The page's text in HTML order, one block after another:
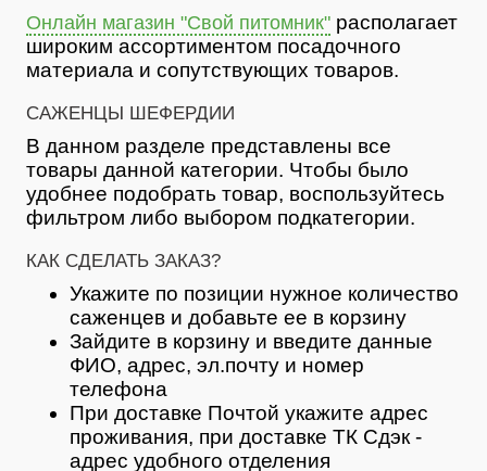
Онлайн магазин "Свой питомник" располагает
широким ассортиментом посадочного
материала и сопутствующих товаров.
САЖЕНЦЫ ШЕФЕРДИИ
В данном разделе представлены все
товары данной категории. Чтобы было
удобнее подобрать товар, воспользуйтесь
фильтром либо выбором подкатегории.
КАК СДЕЛАТЬ ЗАКАЗ?
Укажите по позиции нужное количество
саженцев и добавьте ее в корзину
Зайдите в корзину и введите данные
ФИО, адрес, эл.почту и номер
телефона
При доставке Почтой укажите адрес
проживания, при доставке ТК Сдэк -
адрес удобного отделения